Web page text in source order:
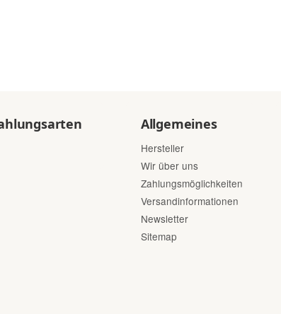
Allgemeines
Hersteller
Wir über uns
Zahlungsmöglichkeiten
Versandinformationen
Newsletter
Sitemap